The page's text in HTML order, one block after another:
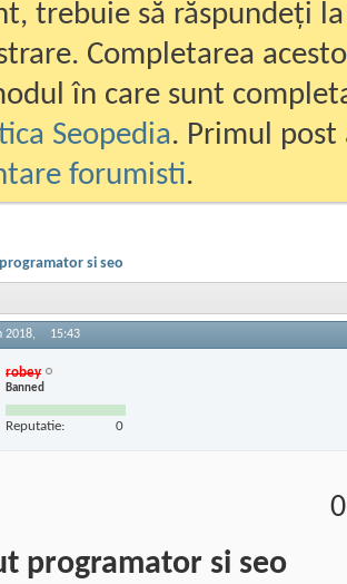
trebuie să răspundeți
Completarea
în care sunt
Seopedia. Primul
forumisti.
si seo
2018, 15:43
robey
Banned
Reputatie: 0
programator si seo